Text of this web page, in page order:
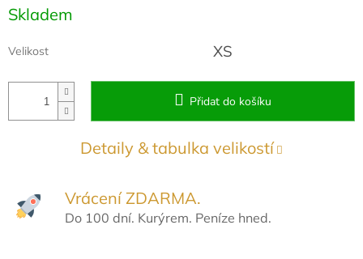
Měrná
cena:
Skladem
Velikost XS
Přidat do košíku
Detaily & tabulka velikostí
Vrácení ZDARMA.
Do 100 dní. Kurýrem. Peníze hned.